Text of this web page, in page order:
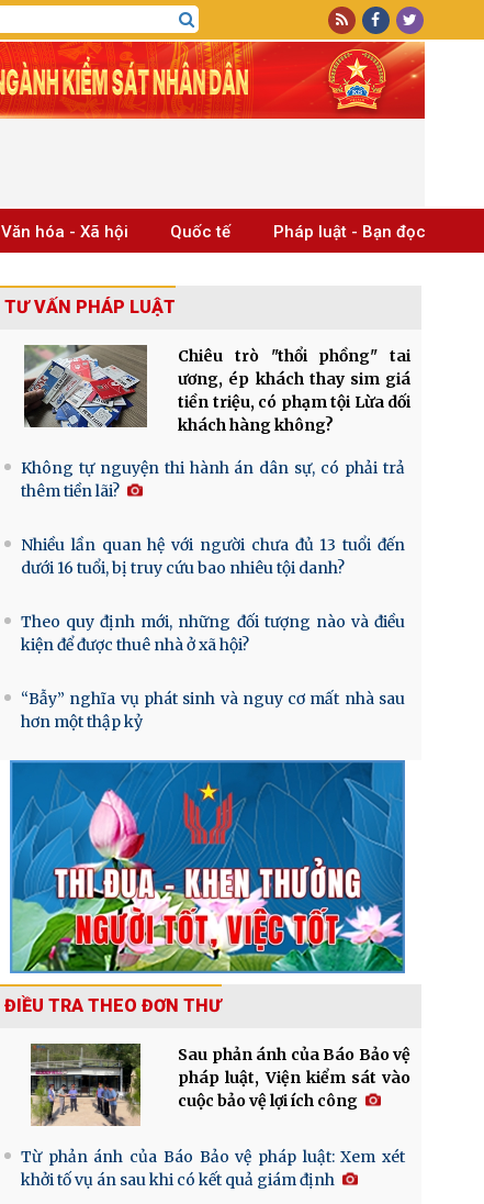
Văn hóa - Xã hội Quốc tế Pháp luật - Bạn đọc
TƯ VẤN PHÁP LUẬT
Chiêu trò "thổi phồng" tai
ương, ép khách thay sim giá
tiền triệu, có phạm tội Lừa dối
khách hàng không?
Không tự nguyện thi hành án dân sự, có phải trả
thêm tiền lãi?
Nhiều lần quan hệ với người chưa đủ 13 tuổi đến
dưới 16 tuổi, bị truy cứu bao nhiêu tội danh?
Theo quy định mới, những đối tượng nào và điều
kiện để được thuê nhà ở xã hội?
“Bẫy” nghĩa vụ phát sinh và nguy cơ mất nhà sau
hơn một thập kỷ
ĐIỀU TRA THEO ĐƠN THƯ
Sau phản ánh của Báo Bảo vệ
pháp luật, Viện kiểm sát vào
cuộc bảo vệ lợi ích công
Từ phản ánh của Báo Bảo vệ pháp luật: Xem xét
khởi tố vụ án sau khi có kết quả giám định